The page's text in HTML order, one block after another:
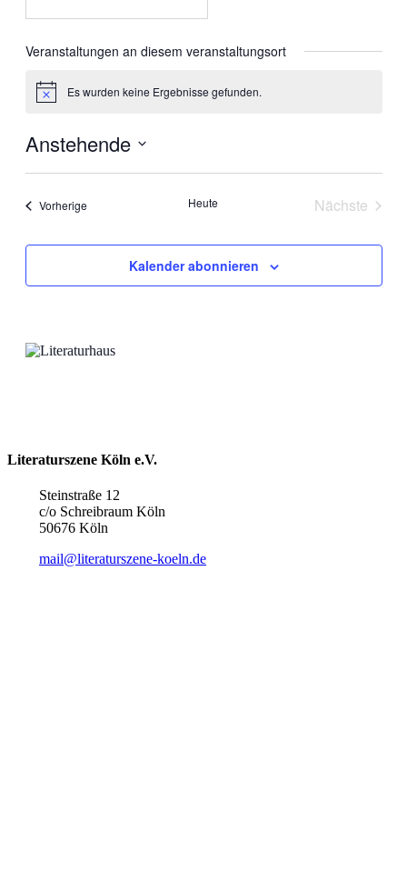
Veranstaltungen an diesem veranstaltungsort
HinweisEs wurden keine Ergebnisse gefunden.
Anstehende
VorherigeVeranstaltungen Heute
Nächste
Kalender abonnieren
Literaturszene Köln e.V.
Steinstraße 12
c/o Schreibraum Köln
50676 Köln
mail@literaturszene-koeln.de